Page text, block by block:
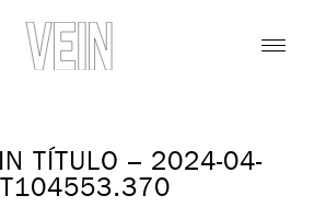
TÍTULO – 2024-04-